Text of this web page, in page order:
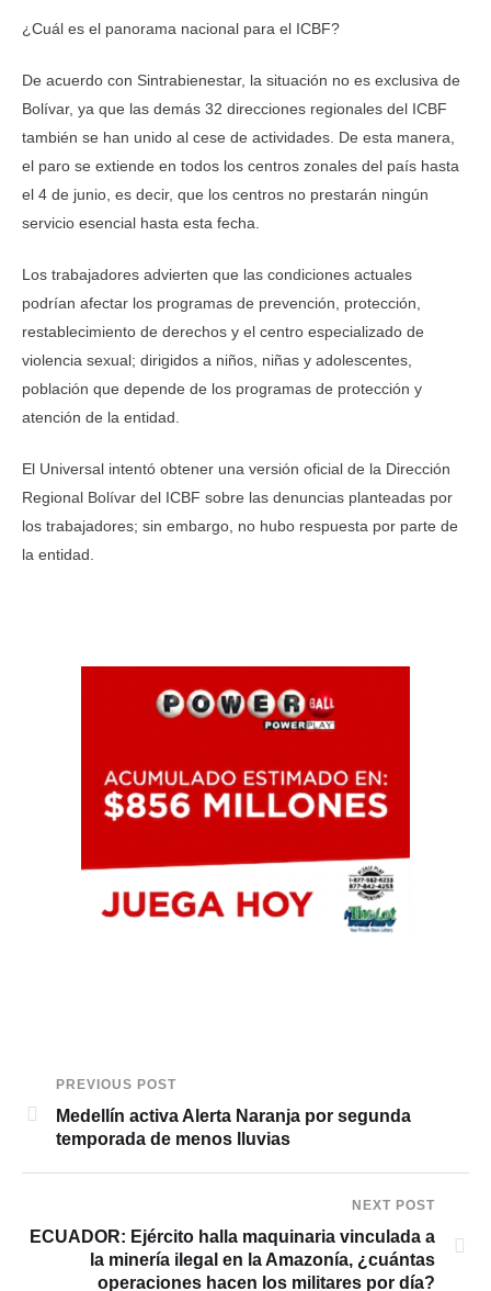
¿Cuál es el panorama nacional para el ICBF?
De acuerdo con Sintrabienestar, la situación no es exclusiva de
Bolívar, ya que las demás 32 direcciones regionales del ICBF
también se han unido al cese de actividades. De esta manera,
el paro se extiende en todos los centros zonales del país hasta
el 4 de junio, es decir, que los centros no prestarán ningún
servicio esencial hasta esta fecha.
Los trabajadores advierten que las condiciones actuales
podrían afectar los programas de prevención, protección,
restablecimiento de derechos y el centro especializado de
violencia sexual; dirigidos a niños, niñas y adolescentes,
población que depende de los programas de protección y
atención de la entidad.
El Universal intentó obtener una versión oficial de la Dirección
Regional Bolívar del ICBF sobre las denuncias planteadas por
los trabajadores; sin embargo, no hubo respuesta por parte de
la entidad.
PREVIOUS POST
Medellín activa Alerta Naranja por segunda
temporada de menos lluvias
NEXT POST
ECUADOR: Ejército halla maquinaria vinculada a
la minería ilegal en la Amazonía, ¿cuántas
operaciones hacen los militares por día?